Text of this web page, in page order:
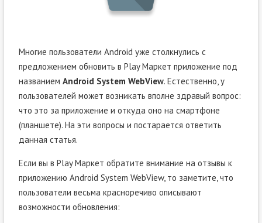
Многие пользователи Android уже столкнулись с
предложением обновить в Play Маркет приложение под
названием Android System WebView. Естественно, у
пользователей может возникать вполне здравый вопрос:
что это за приложение и откуда оно на смартфоне
(планшете). На эти вопросы и постарается ответить
данная статья.
Если вы в Play Маркет обратите внимание на отзывы к
приложению Android System WebView, то заметите, что
пользователи весьма красноречиво описывают
возможности обновления: